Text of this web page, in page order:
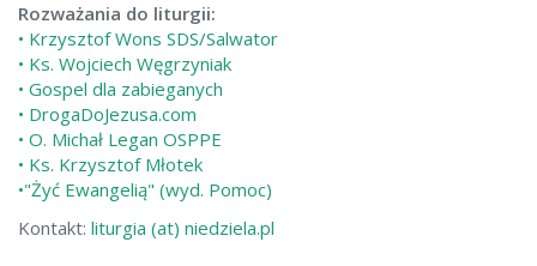
Rozważania do liturgii:
• Krzysztof Wons SDS/Salwator
• Ks. Wojciech Węgrzyniak
• Gospel dla zabieganych
• DrogaDoJezusa.com
• O. Michał Legan OSPPE
• Ks. Krzysztof Młotek
•"Żyć Ewangelią" (wyd. Pomoc)
Kontakt: liturgia (at) niedziela.pl